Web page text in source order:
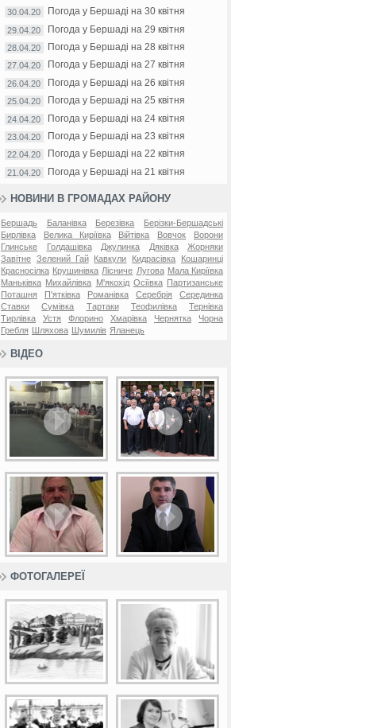
30.04.20 Погода у Бершаді на 30 квітня
29.04.20 Погода у Бершаді на 29 квітня
28.04.20 Погода у Бершаді на 28 квітня
27.04.20 Погода у Бершаді на 27 квітня
26.04.20 Погода у Бершаді на 26 квітня
25.04.20 Погода у Бершаді на 25 квітня
24.04.20 Погода у Бершаді на 24 квітня
23.04.20 Погода у Бершаді на 23 квітня
22.04.20 Погода у Бершаді на 22 квітня
21.04.20 Погода у Бершаді на 21 квітня
НОВИНИ В ГРОМАДАХ РАЙОНУ
Бершадь Баланівка Березівка
Берізки-Бершадські
Бирлівка
Велика Киріївка Війтівка Вовчок
Ворони
Глинське
Голдашівка Джулинка Дяківка
Жорняки
Завітне Зелений Гай Кавкули Кидрасівка
Кошаринці
Красносілка Крушинівка Лісниче Лугова Мала Киріївка
Маньківка Михайлівка М'якохід Осіївка
Партизанське
Поташня
П'ятківка Романівка Серебрія
Серединка
Ставки
Сумівка Тартаки Теофилівка
Тернівка
Тирлівка
Устя Флорино Хмарівка Чернятка
Чорна
Гребля
Шляхова Шумилів Яланець
ВІДЕО
ФОТОГАЛЕРЕЇ